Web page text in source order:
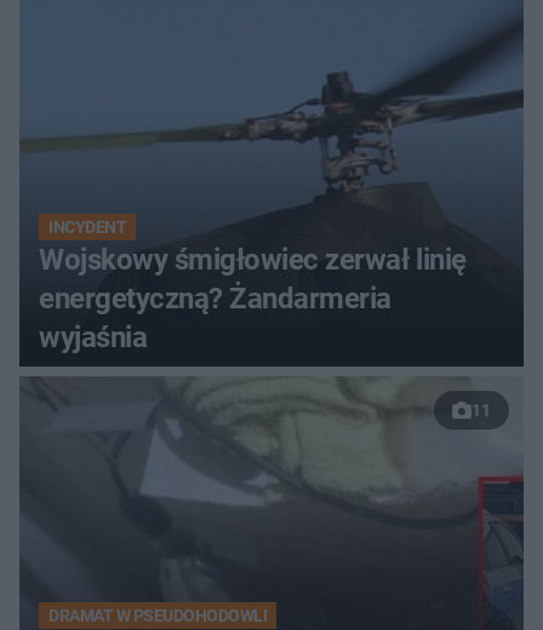
INCYDENT
Wojskowy śmigłowiec zerwał linię
energetyczną? Żandarmeria
wyjaśnia
11
DRAMAT W PSEUDOHODOWLI